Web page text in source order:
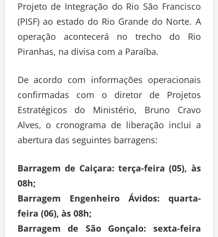
Projeto de Integração do Rio São Francisco
(PISF) ao estado do Rio Grande do Norte. A
operação acontecerá no trecho do Rio
Piranhas, na divisa com a Paraíba.
De acordo com informações operacionais
confirmadas com o diretor de Projetos
Estratégicos do Ministério, Bruno Cravo
Alves, o cronograma de liberação inclui a
abertura das seguintes barragens:
Barragem de Caiçara: terça-feira (05), às
08h;
Barragem Engenheiro Ávidos: quarta-
feira (06), às 08h;
Barragem de São Gonçalo: sexta-feira